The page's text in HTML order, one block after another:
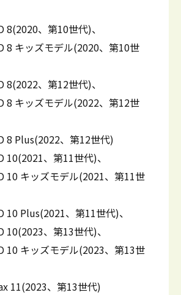
8(2020、第10世代)、
8 キッズモデル(2020、第10世
8(2022、第12世代)、
8 キッズモデル(2022、第12世
8 Plus(2022、第12世代)
10(2021、第11世代)、
10 キッズモデル(2021、第11世
10 Plus(2021、第11世代)、
10(2023、第13世代)、
10 キッズモデル(2023、第13世
11(2023、第13世代)